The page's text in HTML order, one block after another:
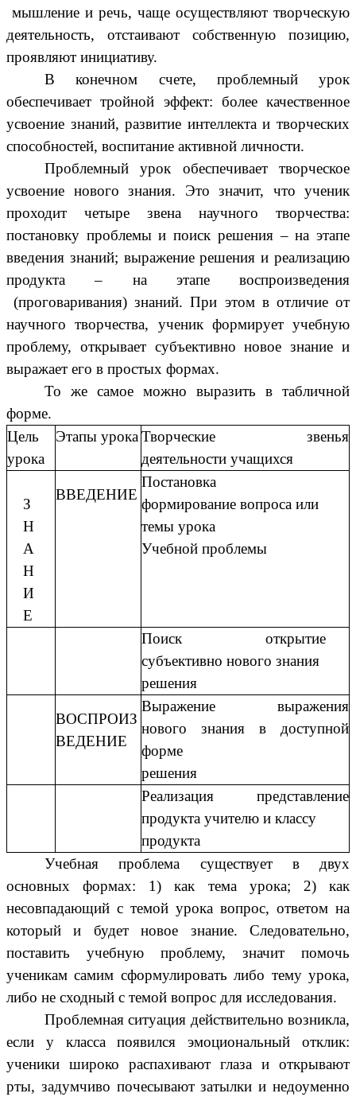
мышление и речь, чаще осуществляют творческую
деятельность, отстаивают собственную позицию,
проявляют инициативу.
В конечном счете, проблемный урок
обеспечивает тройной эффект: более качественное
усвоение знаний, развитие интеллекта и творческих
способностей, воспитание активной личности.
Проблемный урок обеспечивает творческое
усвоение нового знания. Это значит, что ученик
проходит четыре звена научного творчества:
постановку проблемы и поиск решения – на этапе
введения знаний; выражение решения и реализацию
продукта – на этапе воспроизведения
(проговаривания) знаний. При этом в отличие от
научного творчества, ученик формирует учебную
проблему, открывает субъективно новое знание и
выражает его в простых формах.
То же самое можно выразить в табличной
форме.
Цель
урока
Этапы урокаТворческие звенья
деятельности учащихся
З
Н
А
Н
И
Е
ВВЕДЕНИЕ
Постановка
формирование вопроса или
темы урока
Учебной проблемы
Поиск открытие
субъективно нового знания
решения
ВОСПРОИЗ
ВЕДЕНИЕ
Выражение выражения
нового знания в доступной
форме
решения
Реализация представление
продукта учителю и классу
продукта
Учебная проблема существует в двух
основных формах: 1) как тема урока; 2) как
несовпадающий с темой урока вопрос, ответом на
который и будет новое знание. Следовательно,
поставить учебную проблему, значит помочь
ученикам самим сформулировать либо тему урока,
либо не сходный с темой вопрос для исследования.
Проблемная ситуация действительно возникла,
если у класса появился эмоциональный отклик:
ученики широко распахивают глаза и открывают
рты, задумчиво почесывают затылки и недоуменно